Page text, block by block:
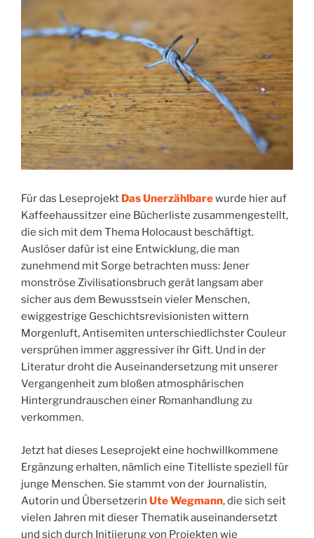
Für das Leseprojekt Das Unerzählbarewurde hier auf
Kaffeehaussitzer eine Bücherliste zusammengestellt,
die sich mit dem Thema Holocaust beschäftigt.
Auslöser dafür ist eine Entwicklung, die man
zunehmend mit Sorge betrachten muss: Jener
monströse Zivilisationsbruch gerät langsam aber
sicher aus dem Bewusstsein vieler Menschen,
ewiggestrige Geschichtsrevisionisten wittern
Morgenluft, Antisemiten unterschiedlichster Couleur
versprühen immer aggressiver ihr Gift. Und in der
Literatur droht die Auseinandersetzung mit unserer
Vergangenheit zum bloßen atmosphärischen
Hintergrundrauschen einer Romanhandlung zu
verkommen.
Jetzt hat dieses Leseprojekt eine hochwillkommene
Ergänzung erhalten, nämlich eine Titelliste speziell für
junge Menschen. Sie stammt von der Journalistin,
Autorin und Übersetzerin Ute Wegmann, die sich seit
vielen Jahren mit dieser Thematik auseinandersetzt
und sich durch Initiierung von Projekten wie